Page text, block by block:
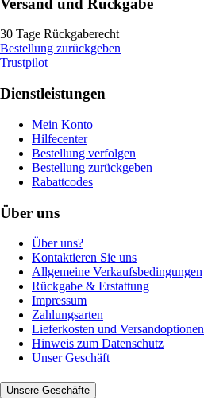
30 Tage Rückgaberecht
Bestellung zurückgeben
Trustpilot
Dienstleistungen
Mein Konto
Hilfecenter
Bestellung verfolgen
Bestellung zurückgeben
Rabattcodes
Über uns
Über uns?
Kontaktieren Sie uns
Allgemeine Verkaufsbedingungen
Rückgabe & Erstattung
Impressum
Zahlungsarten
Lieferkosten und Versandoptionen
Hinweis zum Datenschutz
Unser Geschäft
Unsere Geschäfte